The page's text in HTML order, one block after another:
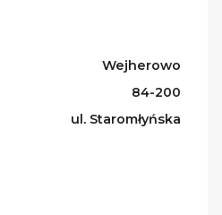
Wejherowo
84-200
ul. Staromłyńska